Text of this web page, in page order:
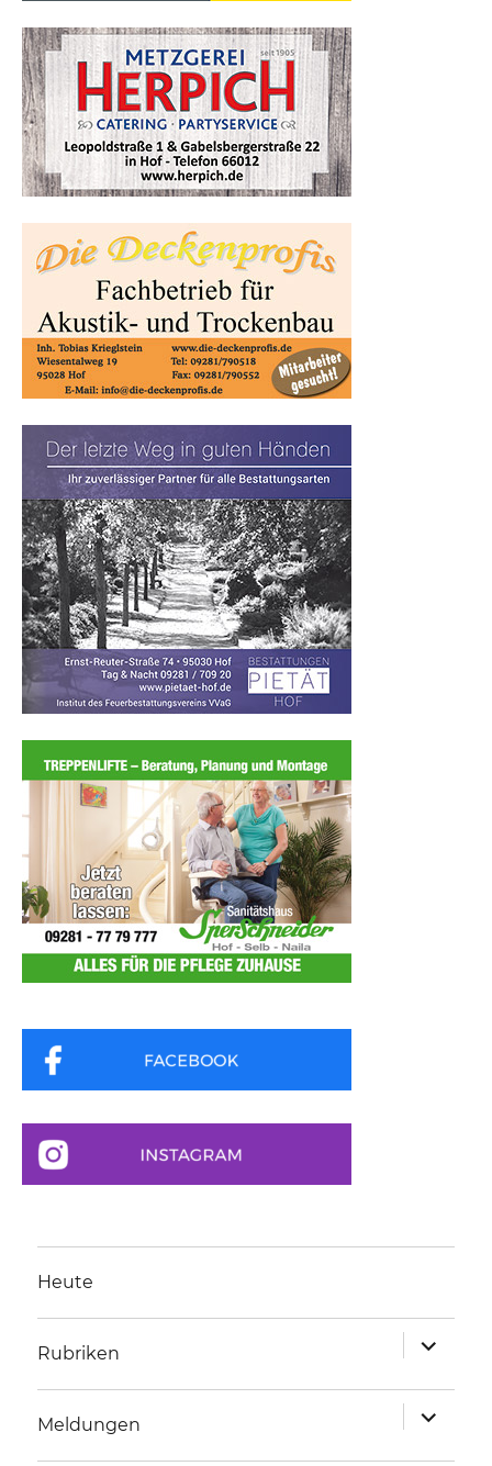
Heute
Rubriken
anzeigen
Meldungen
anzeigen